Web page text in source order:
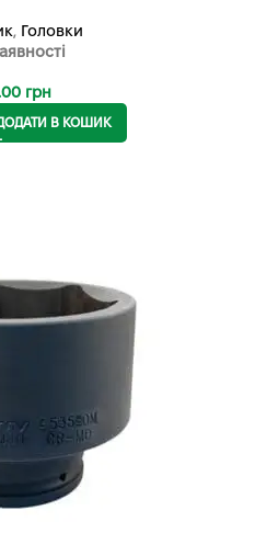
, Головки
грн
В КОШИК